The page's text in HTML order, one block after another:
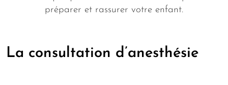
préparer et rassurer votre enfant.
La consultation d’anesthésie